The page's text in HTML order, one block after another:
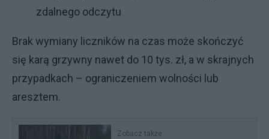
zdalnego odczytu
Brak wymiany liczników na czas może skończyć
się karą grzywny nawet do 10 tys. zł, a w skrajnych
przypadkach – ograniczeniem wolności lub
aresztem.
Zobacz także